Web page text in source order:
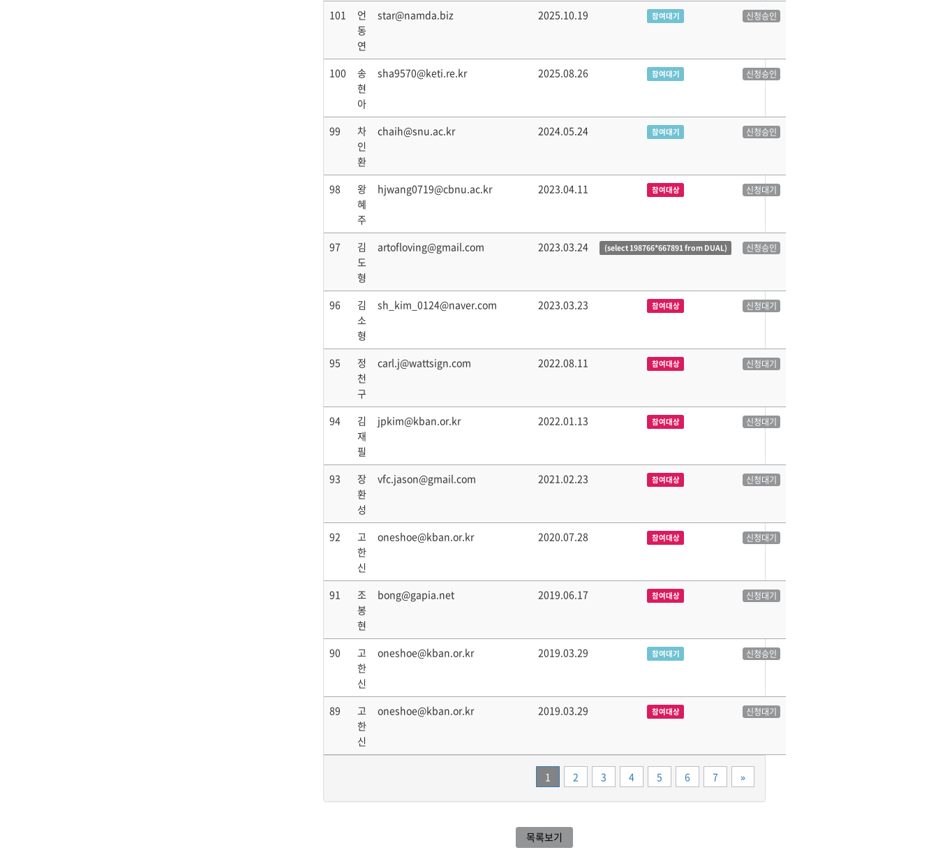
101
언
동
연
star@namda.biz 2025.10.19 참여대기 신청승인
100
송
현
아
sha9570@keti.re.kr 2025.08.26 참여대기 신청승인
99
차
인
환
chaih@snu.ac.kr 2024.05.24 참여대기 신청승인
98
왕
혜
주
hjwang0719@cbnu.ac.kr 2023.04.11 참여대상 신청대기
97
김
도
형
artofloving@gmail.com 2023.03.24 (select 198766*667891 from DUAL) 신청승인
96
김
소
형
sh_kim_0124@naver.com 2023.03.23 참여대상 신청대기
95
정
천
구
carl.j@wattsign.com 2022.08.11 참여대상 신청대기
94
김
재
필
jpkim@kban.or.kr 2022.01.13 참여대상 신청대기
93
장
환
성
vfc.jason@gmail.com 2021.02.23 참여대상 신청대기
92
고
한
신
oneshoe@kban.or.kr 2020.07.28 참여대상 신청대기
91
조
봉
현
bong@gapia.net 2019.06.17 참여대상 신청대기
90
고
한
신
oneshoe@kban.or.kr 2019.03.29 참여대기 신청승인
89
고
한
신
oneshoe@kban.or.kr 2019.03.29 참여대상 신청대기
1 2 3 4 5 6 7 »끝
목록보기